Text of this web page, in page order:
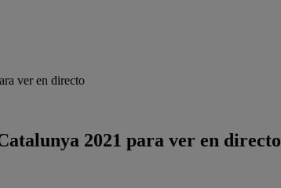
ver en directo
2021 para ver en directo